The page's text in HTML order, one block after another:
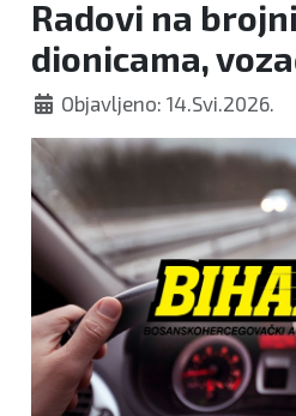
Radovi na
dionicama,
Objavljeno: 14.Svi.2026.